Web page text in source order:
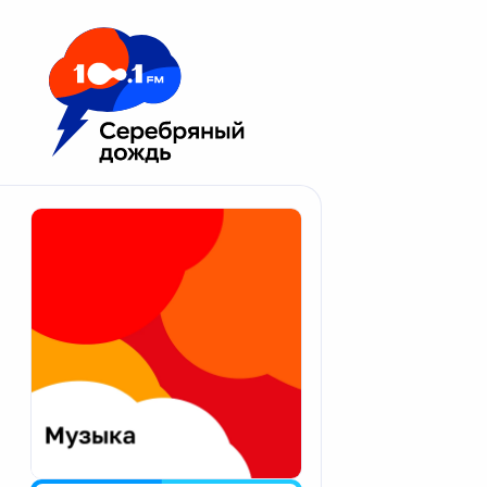
Москва 100.1 FM
Апатиты
Екатеринбург
Калининград
Калуга